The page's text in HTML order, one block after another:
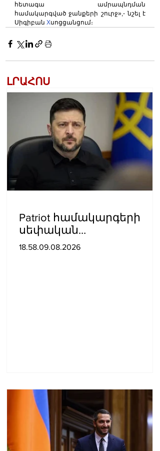
հետագա ամրապնդման
համակարգված ջանքերի շուրջ»,- նշել է
Սիգիբան Хսոցցանցում։
ԼՐԱՀՈՍ
Patriot համակարգերի
սեփական
արտադրությունը
18.58.09.08.2026